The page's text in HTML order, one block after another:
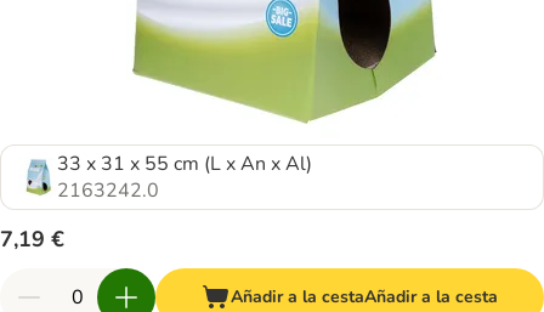
33 x 31 x 55 cm (L x An x Al)
2163242.0
7,19 €
Añadir a la cestaAñadir a la cesta